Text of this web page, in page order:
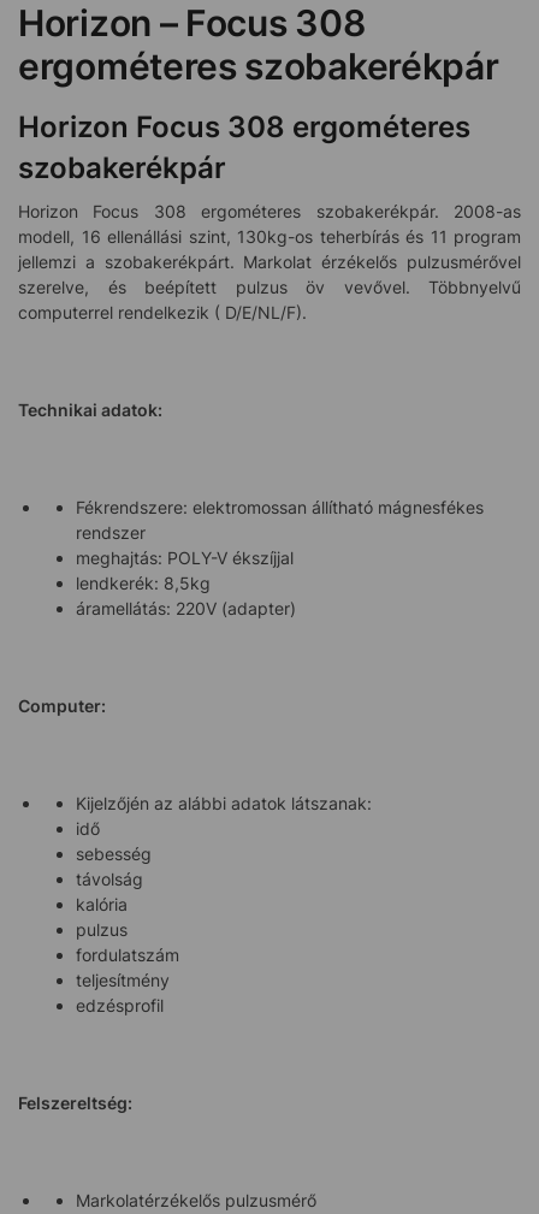
Horizon – Focus 308
ergométeres szobakerékpár
Horizon Focus 308 ergométeres
szobakerékpár
Horizon Focus 308 ergométeres szobakerékpár. 2008-as
modell, 16 ellenállási szint, 130kg-os teherbírás és 11 program
jellemzi a szobakerékpárt. Markolat érzékelős pulzusmérővel
szerelve, és beépített pulzus öv vevővel. Többnyelvű
computerrel rendelkezik ( D/E/NL/F).
Technikai adatok:
Fékrendszere: elektromossan állítható mágnesfékes
rendszer
meghajtás: POLY-V ékszíjjal
lendkerék: 8,5kg
áramellátás: 220V (adapter)
Computer:
Kijelzőjén az alábbi adatok látszanak:
idő
sebesség
távolság
kalória
pulzus
fordulatszám
teljesítmény
edzésprofil
Felszereltség:
Markolatérzékelős pulzusmérő